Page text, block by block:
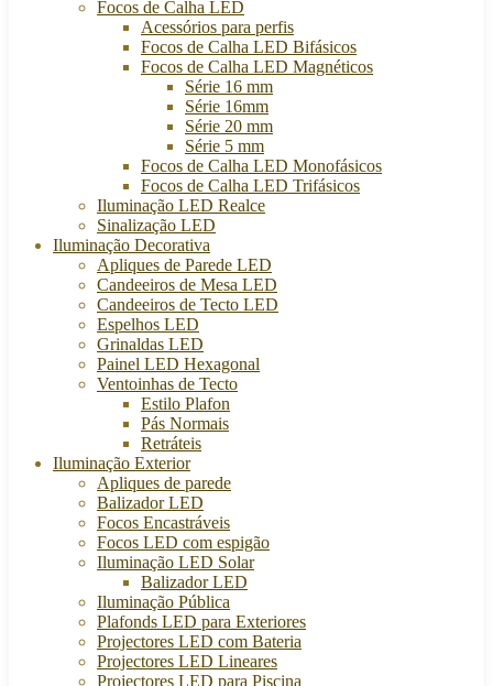
Focos de Calha LED
Acessórios para perfis
Focos de Calha LED Bifásicos
Focos de Calha LED Magnéticos
Série 16 mm
Série 16mm
Série 20 mm
Série 5 mm
Focos de Calha LED Monofásicos
Focos de Calha LED Trifásicos
Iluminação LED Realce
Sinalização LED
Iluminação Decorativa
Apliques de Parede LED
Candeeiros de Mesa LED
Candeeiros de Tecto LED
Espelhos LED
Grinaldas LED
Painel LED Hexagonal
Ventoinhas de Tecto
Estilo Plafon
Pás Normais
Retráteis
Iluminação Exterior
Apliques de parede
Balizador LED
Focos Encastráveis
Focos LED com espigão
Iluminação LED Solar
Balizador LED
Iluminação Pública
Plafonds LED para Exteriores
Projectores LED com Bateria
Projectores LED Lineares
Projectores LED para Piscina